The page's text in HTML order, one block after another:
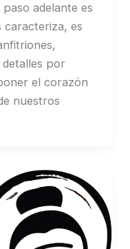
adelante es
caracteriza, es
por
el corazón
nuestros